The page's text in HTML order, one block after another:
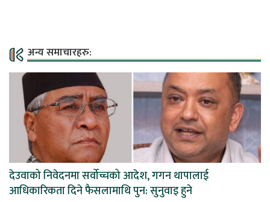
अन्य समाचारहरु:
देउवाको निवेदनमा सर्वोच्चको आदेश, गगन थापालाई
आधिकारिकता दिने फैसलामाथि पुन: सुनुवाइ हुने